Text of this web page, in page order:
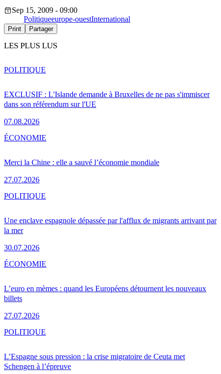
Sep 15, 2009 - 09:00
Politiqueeurope-ouestInternational
Print Partager
LES PLUS LUS
EXCLUSIF : L'Islande demande à Bruxelles de ne pas s'immiscer
dans son référendum sur l'UE
07.08.2026
POLITIQUE
Merci la Chine : elle a sauvé l’économie mondiale
27.07.2026
ÉCONOMIE
Une enclave espagnole dépassée par l'afflux de migrants arrivant par
la mer
30.07.2026
POLITIQUE
L’euro en mèmes : quand les Européens détournent les nouveaux
billets
27.07.2026
ÉCONOMIE
L’Espagne sous pression : la crise migratoire de Ceuta met
Schengen à l’épreuve
POLITIQUE